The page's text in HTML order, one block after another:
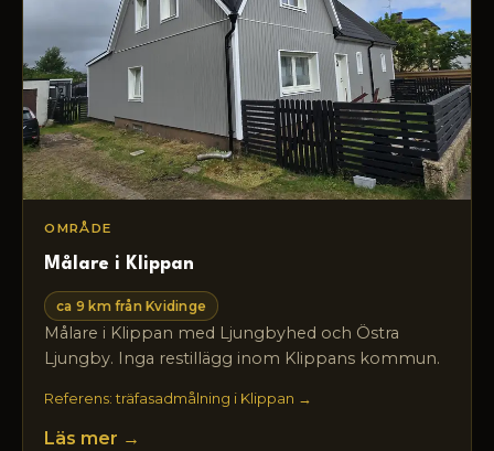
OMRÅDE
Målare i Klippan
ca 9 km från Kvidinge
Målare i Klippan med Ljungbyhed och Östra
Ljungby. Inga restillägg inom Klippans kommun.
Referens: träfasadmålning i Klippan →
Läs mer →